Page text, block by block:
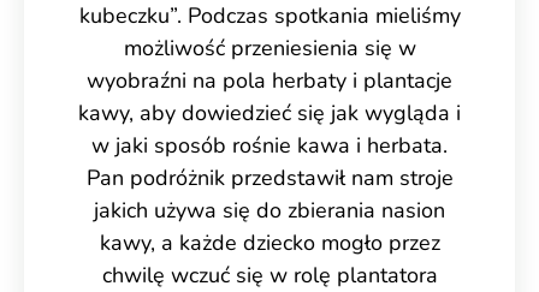
kubeczku”. Podczas spotkania mieliśmy
możliwość przeniesienia się w
wyobraźni na pola herbaty i plantacje
kawy, aby dowiedzieć się jak wygląda i
w jaki sposób rośnie kawa i herbata.
Pan podróżnik przedstawił nam stroje
jakich używa się do zbierania nasion
kawy, a każde dziecko mogło przez
chwilę wczuć się w rolę plantatora